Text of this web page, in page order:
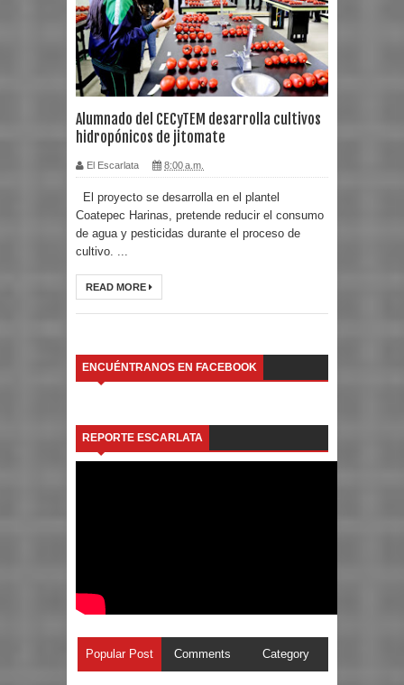
Alumnado del CECyTEM desarrolla cultivos
hidropónicos de jitomate
El Escarlata 8:00 a.m.
El proyecto se desarrolla en el plantel
Coatepec Harinas, pretende reducir el consumo
de agua y pesticidas durante el proceso de
cultivo. ...
READ MORE
ENCUÉNTRANOS EN FACEBOOK
REPORTE ESCARLATA
Popular Post Comments Category